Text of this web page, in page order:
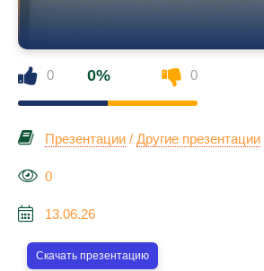
0 0% 0
Презентации / Другие презентации
0
13.06.26
Скачать презентацию